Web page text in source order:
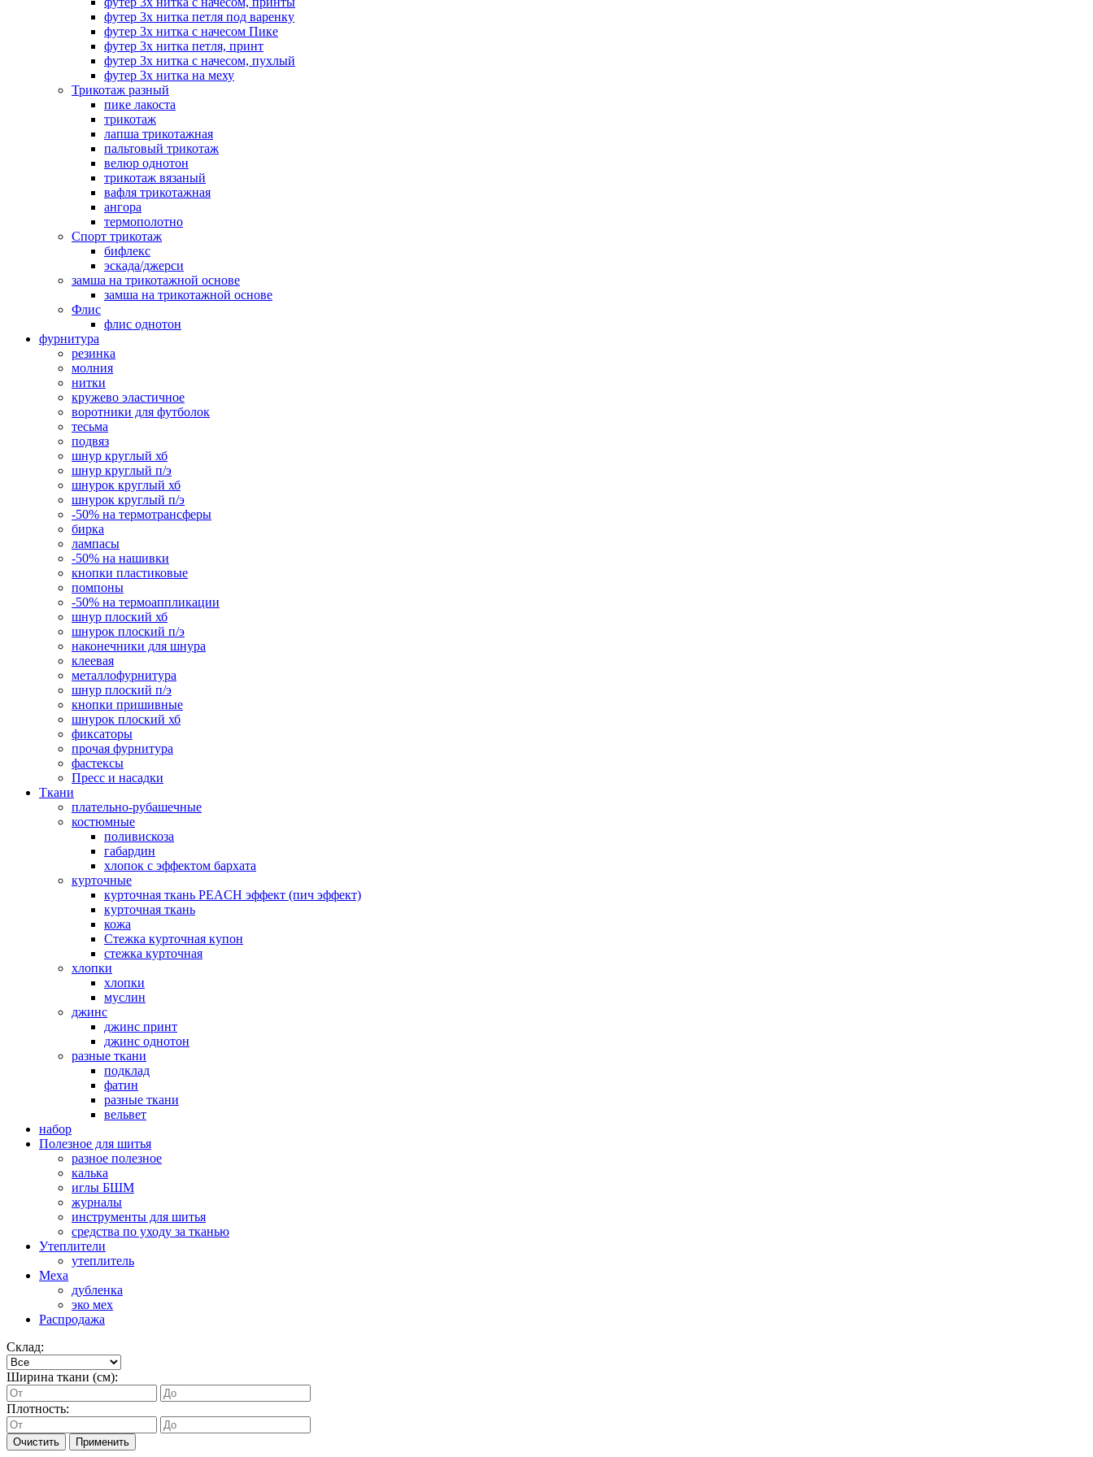
футер 3х нитка петля под варенку
футер 3х нитка с начесом Пике
футер 3х нитка петля, принт
футер 3х нитка с начесом, пухлый
футер 3х нитка на меху
Трикотаж разный
пике лакоста
трикотаж
лапша трикотажная
пальтовый трикотаж
велюр однотон
трикотаж вязаный
вафля трикотажная
ангора
термополотно
Спорт трикотаж
бифлекс
эскада/джерси
замша на трикотажной основе
замша на трикотажной основе
Флис
флис однотон
фурнитура
резинка
молния
нитки
кружево эластичное
воротники для футболок
тесьма
подвяз
шнур круглый хб
шнур круглый п/э
шнурок круглый хб
шнурок круглый п/э
-50% на термотрансферы
бирка
лампасы
-50% на нашивки
кнопки пластиковые
помпоны
-50% на термоаппликации
шнур плоский хб
шнурок плоский п/э
наконечники для шнура
клеевая
металлофурнитура
шнур плоский п/э
кнопки пришивные
шнурок плоский хб
фиксаторы
прочая фурнитура
фастексы
Пресс и насадки
Ткани
плательно-рубашечные
костюмные
поливискоза
габардин
хлопок с эффектом бархата
курточные
курточная ткань PEACH эффект (пич эффект)
курточная ткань
кожа
Стежка курточная купон
стежка курточная
хлопки
хлопки
муслин
джинс
джинс принт
джинс однотон
разные ткани
подклад
фатин
разные ткани
вельвет
набор
Полезное для шитья
разное полезное
калька
иглы БШМ
журналы
инструменты для шитья
средства по уходу за тканью
Утеплители
утеплитель
Меха
дубленка
эко мех
Распродажа
Склад:
Ширина ткани (см):
Плотность:
Очистить Применить